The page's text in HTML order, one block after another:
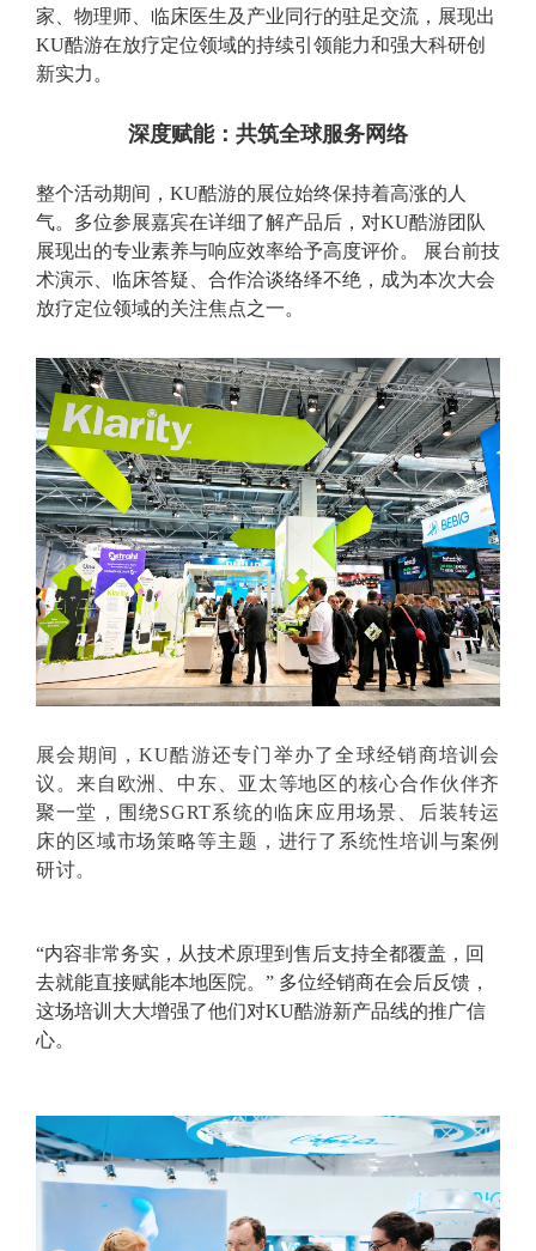
家、物理师、临床医生及产业同行的驻足交流，展现出
KU酷游在放疗定位领域的持续引领能力和强大科研创
新实力。
深度赋能：共筑全球服务网络
整个活动期间，KU酷游的展位始终保持着高涨的人
气。多位参展嘉宾在详细了解产品后，对KU酷游团队
展现出的专业素养与响应效率给予高度评价。 展台前技
术演示、临床答疑、合作洽谈络绎不绝，成为本次大会
放疗定位领域的关注焦点之一。
展会期间，KU酷游还专门举办了全球经销商培训会
议。来自欧洲、中东、亚太等地区的核心合作伙伴齐
聚一堂，围绕SGRT系统的临床应用场景、后装转运
床的区域市场策略等主题，进行了系统性培训与案例
研讨。
“内容非常务实，从技术原理到售后支持全都覆盖，回
去就能直接赋能本地医院。” 多位经销商在会后反馈，
这场培训大大增强了他们对KU酷游新产品线的推广信
心。